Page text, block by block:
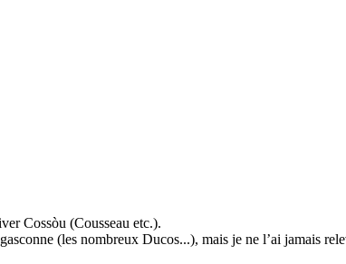
Cossòu (Cousseau etc.).
(les nombreux Ducos...), mais je ne l’ai jamais